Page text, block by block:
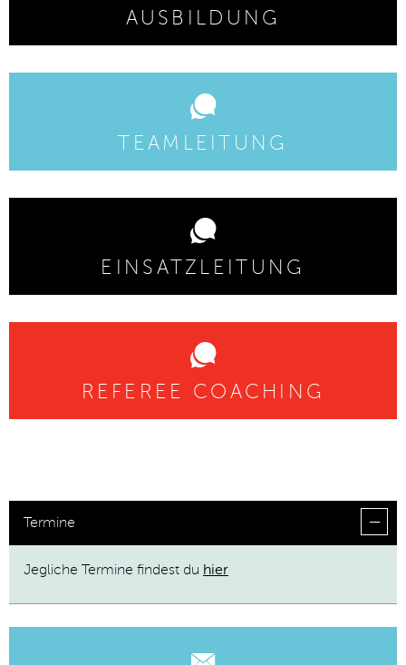
AUSBILDUNG
TEAMLEITUNG
EINSATZLEITUNG
REFEREE COACHING
Termine
Jegliche Termine findest du hier